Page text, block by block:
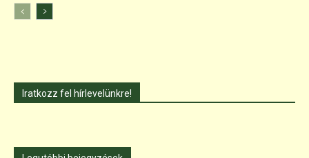
Iratkozz fel hírlevelünkre!